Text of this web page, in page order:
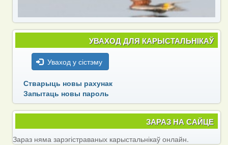
УВАХОД ДЛЯ КАРЫСТАЛЬНІКАЎ
Уваход у сістэму
Стварыць новы рахунак
Запытаць новы пароль
ЗАРАЗ НА САЙЦЕ
Зараз няма зарэгістраваных карыстальнікаў онлайн.